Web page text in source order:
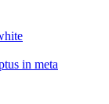
in meta